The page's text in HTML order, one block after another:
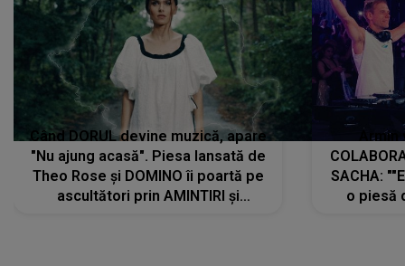
Când DORUL devine muzică, apare
"Nu ajung acasă". Piesa lansată de
Theo Rose și DOMINO îi poartă pe
ascultători prin AMINTIRI și
SACHA:
o piesă